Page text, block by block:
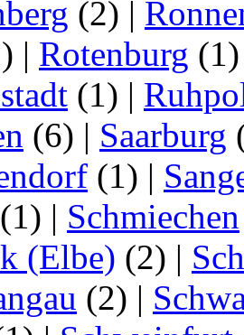
(2) |
| Rotenburg
(1) |
(6) | Saarburg
(1) |
(1) | Schmiechen
(Elbe) (2) |
(2) |